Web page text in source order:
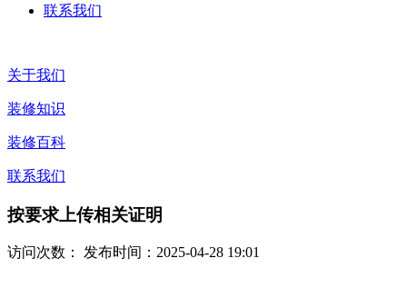
联系我们
关于我们
装修知识
装修百科
联系我们
按要求上传相关证明
访问次数： 发布时间：2025-04-28 19:01